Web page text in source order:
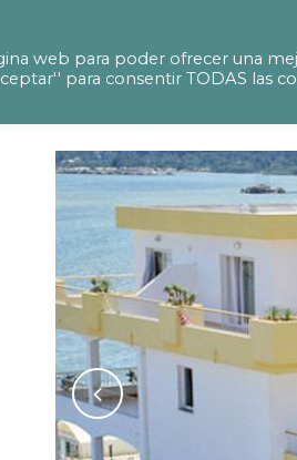
web para poder ofrecer una
para consentir TODAS las